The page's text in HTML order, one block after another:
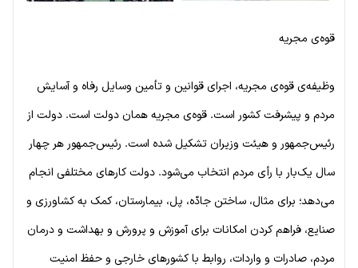
قوه‌ی مجریه
وظیفه‌ی قوه‌ی مجریه، اجرای قوانین و تأمین وسایل رفاه و آسایش
مردم و پیشرفت کشور است. قوه‌ی مجریه همان دولت است. دولت از
رئیس‌جمهور و هیئت وزیران تشکیل شده است. رئیس‌جمهور هر چهار
سال یک‌بار با رأی مردم انتخاب می‌شود. دولت کارهای مختلفی انجام
می‌دهد؛ برای مثال، ساختن جادّه، پل، بیمارستان، کمک به کشاورزی و
صنایع، فراهم کردن امکانات برای آموزش و پرورش و بهداشت و درمان
مردم، صادرات و واردات، روابط با کشورهای خارجی و حفظ امنیت